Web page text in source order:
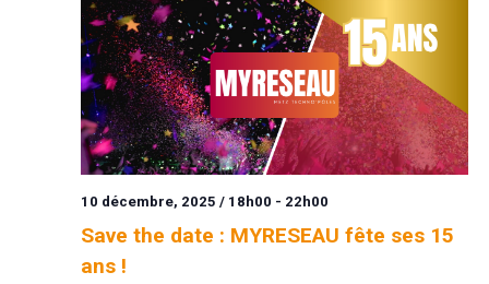
Save the date : MYRESEAU fête ses 15
ans !
10 décembre, 2025 / 18h00 - 22h00